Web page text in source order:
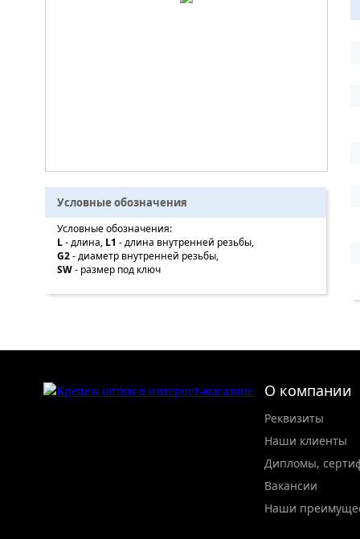
Условные обозначения
Условные обозначения:
L- длина, L1 - длина внутренней резьбы,
G2- диаметр внутренней резьбы,
SW- размер под ключ
О компании
Реквизиты
Наши клиенты
Дипломы,
Вакансии
Наши